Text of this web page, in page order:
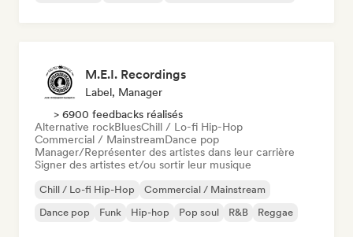
M.E.I. Recordings
Label, Manager
> 6900 feedbacks réalisés
Alternative rockBluesChill / Lo-fi Hip-Hop
Commercial / MainstreamDance pop
Manager/Représenter des artistes dans leur carrière
Signer des artistes et/ou sortir leur musique
Chill / Lo-fi Hip-Hop
Commercial / Mainstream
Dance pop
Funk Hip-hop Pop soul R&B Reggae